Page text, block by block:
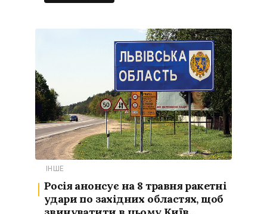
ІНШЕ
Росія анонсує на 8 травня ракетні
удари по західних областях, щоб